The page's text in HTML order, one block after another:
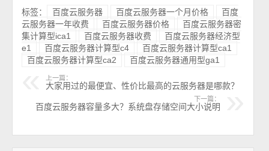
标签： 百度云服务器 百度云服务器一个月价格
百度
云服务器一年收费
百度云服务器价格
百度云服务器密
集计算型ica1
百度云服务器收费
百度云服务器经济型
e1
百度云服务器计算型c4
百度云服务器计算型ca1
百度云服务器计算型ca2
百度云服务器通用型ga1
上一篇：
大家用过的最便宜、性价比最高的云服务器是哪款？
下一篇：
百度云服务器容量多大？系统盘存储空间大小说明